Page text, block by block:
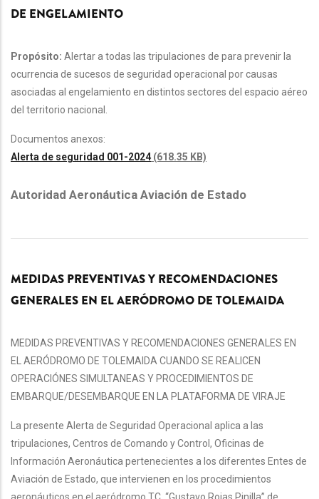
DE ENGELAMIENTO
Propósito: Alertar a todas las tripulaciones de para prevenir la
ocurrencia de sucesos de seguridad operacional por causas
asociadas al engelamiento en distintos sectores del espacio aéreo
del territorio nacional.
Documentos anexos:
Alerta de seguridad 001-2024 (618.35 KB)
Autoridad Aeronáutica Aviación de Estado
MEDIDAS PREVENTIVAS Y RECOMENDACIONES
GENERALES EN EL AERÓDROMO DE TOLEMAIDA
MEDIDAS PREVENTIVAS Y RECOMENDACIONES GENERALES EN
EL AERÓDROMO DE TOLEMAIDA CUANDO SE REALICEN
OPERACIÓNES SIMULTANEAS Y PROCEDIMIENTOS DE
EMBARQUE/DESEMBARQUE EN LA PLATAFORMA DE VIRAJE
La presente Alerta de Seguridad Operacional aplica a las
tripulaciones, Centros de Comando y Control, Oficinas de
Información Aeronáutica pertenecientes a los diferentes Entes de
Aviación de Estado, que intervienen en los procedimientos